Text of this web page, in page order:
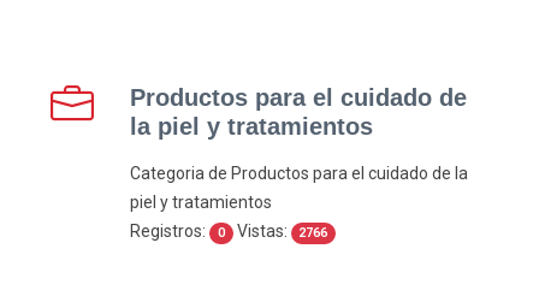
Productos para el cuidado de
la piel y tratamientos
Categoria de Productos para el cuidado de la
piel y tratamientos
Registros:
0 Vistas: 2766